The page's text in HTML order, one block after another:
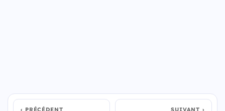
PRÉCÉDENT SUIVANT